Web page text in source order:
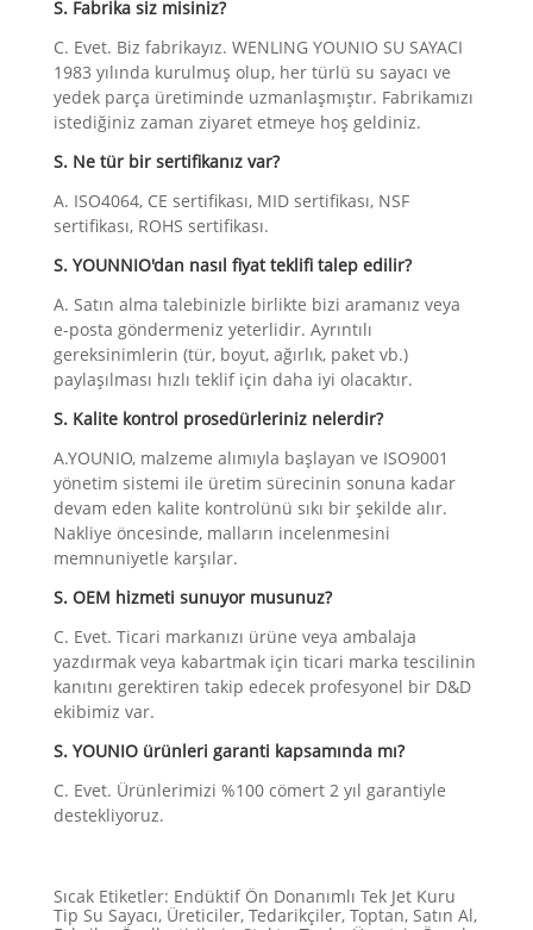
S. Fabrika siz misiniz?
C. Evet. Biz fabrikayız. WENLING YOUNIO SU SAYACI
1983 yılında kurulmuş olup, her türlü su sayacı ve
yedek parça üretiminde uzmanlaşmıştır. Fabrikamızı
istediğiniz zaman ziyaret etmeye hoş geldiniz.
S. Ne tür bir sertifikanız var?
A. ISO4064, CE sertifikası, MID sertifikası, NSF
sertifikası, ROHS sertifikası.
S. YOUNNIO'dan nasıl fiyat teklifi talep edilir?
A. Satın alma talebinizle birlikte bizi aramanız veya
e-posta göndermeniz yeterlidir. Ayrıntılı
gereksinimlerin (tür, boyut, ağırlık, paket vb.)
paylaşılması hızlı teklif için daha iyi olacaktır.
S. Kalite kontrol prosedürleriniz nelerdir?
A.YOUNIO, malzeme alımıyla başlayan ve ISO9001
yönetim sistemi ile üretim sürecinin sonuna kadar
devam eden kalite kontrolünü sıkı bir şekilde alır.
Nakliye öncesinde, malların incelenmesini
memnuniyetle karşılar.
S. OEM hizmeti sunuyor musunuz?
C. Evet. Ticari markanızı ürüne veya ambalaja
yazdırmak veya kabartmak için ticari marka tescilinin
kanıtını gerektiren takip edecek profesyonel bir D&D
ekibimiz var.
S. YOUNIO ürünleri garanti kapsamında mı?
C. Evet. Ürünlerimizi %100 cömert 2 yıl garantiyle
destekliyoruz.
Sıcak Etiketler: Endüktif Ön Donanımlı Tek Jet Kuru
Tip Su Sayacı, Üreticiler, Tedarikçiler, Toptan, Satın Al,